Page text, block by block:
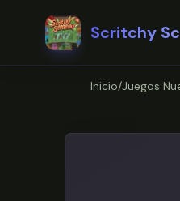
Scritchy
Inicio/Juegos